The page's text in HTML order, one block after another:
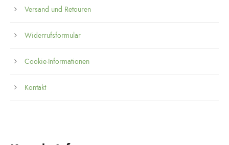
Versand und Retouren
Widerrufsformular
Cookie-Informationen
Kontakt